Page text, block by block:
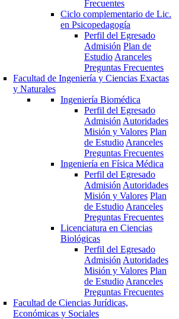
Frecuentes
Ciclo complementario de Lic.
en Psicopedagogía
Perfil del Egresado
Admisión Plan de
Estudio Aranceles
Preguntas Frecuentes
Facultad de Ingeniería y Ciencias Exactas
y Naturales
Ingeniería Biomédica
Perfil del Egresado
Admisión Autoridades
Misión y Valores Plan
de Estudio Aranceles
Preguntas Frecuentes
Ingeniería en Física Médica
Perfil del Egresado
Admisión Autoridades
Misión y Valores Plan
de Estudio Aranceles
Preguntas Frecuentes
Licenciatura en Ciencias
Biológicas
Perfil del Egresado
Admisión Autoridades
Misión y Valores Plan
de Estudio Aranceles
Preguntas Frecuentes
Facultad de Ciencias Jurídicas,
Económicas y Sociales